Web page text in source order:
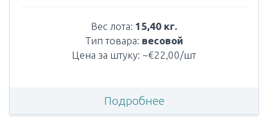
Вес лота: 15,40 кг.
Тип товара: весовой
Цена за штуку: ~€22,00/шт
Подробнее